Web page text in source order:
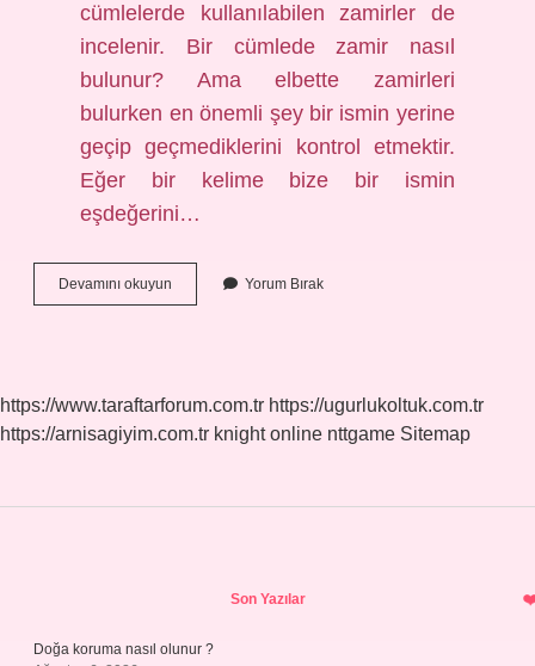
cümlelerde kullanılabilen zamirler de
incelenir. Bir cümlede zamir nasıl
bulunur? Ama elbette zamirleri
bulurken en önemli şey bir ismin yerine
geçip geçmediklerini kontrol etmektir.
Eğer bir kelime bize bir ismin
eşdeğerini…
Devamını okuyun
Sınıf
Yorum Bırak
https://www.taraftarforum.com.tr https://ugurlukoltuk.com.tr
https://arnisagiyim.com.tr knight online nttgame Sitemap
Son Yazılar
Doğa koruma nasıl olunur ?